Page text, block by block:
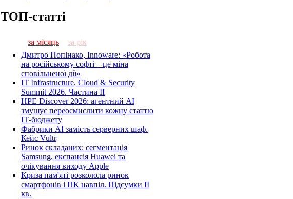
ТОП-статті
за місяць
за рік
Дмитро Попінако, Innoware: «Робота
на російському софті – це міна
сповільненої дії»
IT Infrastructure, Cloud & Security
Summit 2026. Частина ІІ
HPE Discover 2026: агентний AI
змушує переосмислити кожну статтю
ІТ-бюджету
Фабрики AI замість серверних шаф.
Кейс Vultr
Ринок складаних: сегментація
Samsung, експансія Huawei та
очікування виходу Apple
Криза пам'яті розколола ринок
смартфонів і ПК навпіл. Підсумки ІІ
кв.